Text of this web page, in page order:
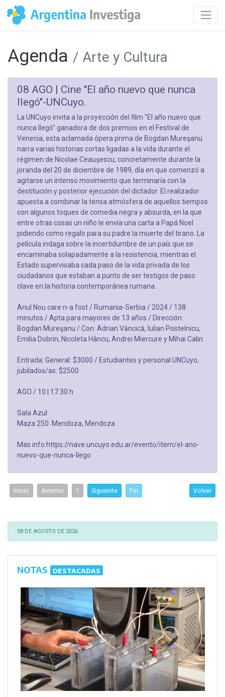
Agenda / Arte y Cultura
08 AGO | Cine "El año nuevo que nunca
llegó"-UNCuyo.
La UNCuyo invita a la proyección del film "El año nuevo que
nunca llegó" ganadora de dos premios en el Festival de
Venecia, esta aclamada ópera prima de Bogdan Mureşanu
narra varias historias cortas ligadas a la vida durante el
régimen de Nicolae Ceauşescu, concretamente durante la
joranda del 20 de diciembre de 1989, día en que comenzó a
agitarse un intenso movimiento que terminaría con la
destitución y posterior ejecución del dictador. El realizador
apuesta a combinar la tensa atmósfera de aquellos tiempos
con algunos toques de comedia negra y absurda, en la que
entre otras cosas un niño le envía una carta a Papá Noel
pidiendo como regalo para su padre la muerte del tirano. La
película indaga sobre la incertidumbre de un país que se
encaminaba solapadamente a la resistencia, mientras el
Estado supervisaba cada paso de la vida privada de los
ciudadanos que estaban a punto de ser testigos de paso
clave en la historia contemporánea rumana.
Anul Nou care n-a fost / Rumania-Serbia / 2024 / 138
minutos / Apta para mayores de 13 años / Dirección:
Bogdan Mureşanu / Con: Adrian Văncică, Iulian Postelnicu,
Emilia Dobrin, Nicoleta Hâncu, Andrei Miercure y Mihai Calin.
Entrada: General: $3000 / Estudiantes y personal UNCuyo,
jubilados/as: $2500
AGO / 10 | 17:30 h
Sala Azul
Maza 250. Mendoza, Mendoza
Mas info:https://nave.uncuyo.edu.ar/evento/item/el-ano-
nuevo-que-nunca-llego
Inicio Anterior 1 Siguiente Fin Volver
08 DE AGOSTO DE 2026
NOTAS DESTACADAS